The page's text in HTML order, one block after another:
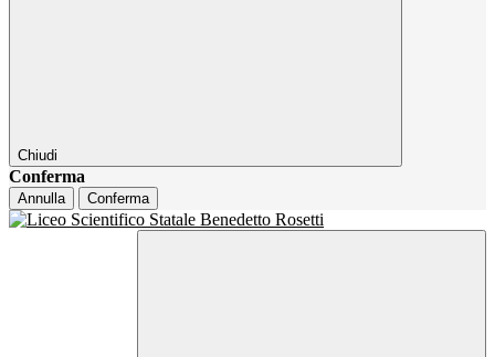
Chiudi
Conferma
Annulla Conferma